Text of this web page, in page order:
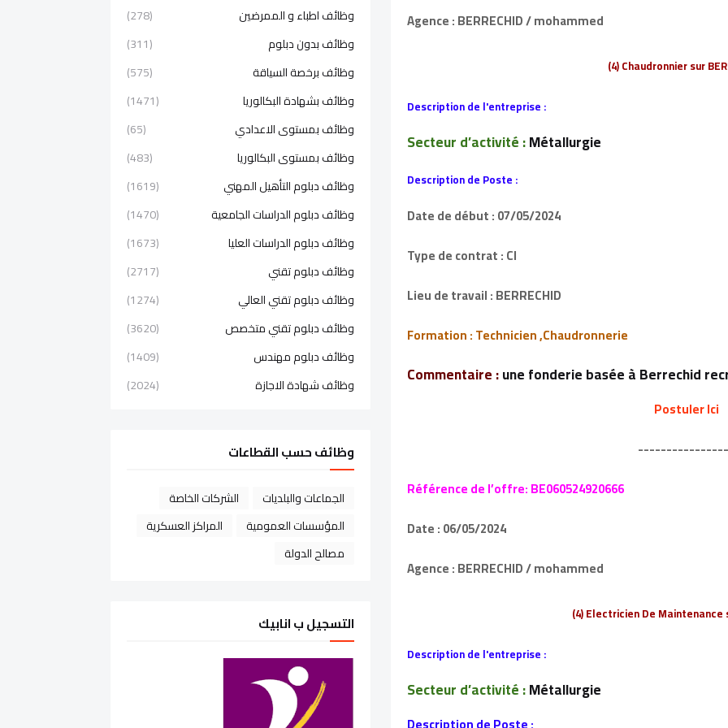
Agence : BERRECHID / mohammed
(4) Chaudronnier sur
Description de l'entreprise :
Secteur d’activité :Métallurgie
Description de Poste :
Date de début : 07/05/2024
Type de contrat : CI
Lieu de travail : BERRECHID
Formation : Technicien ,Chaudronnerie
Commentaire :une fonderie basée à Berrechid
Postuler Ici
Référence de l’offre: BE060524920666
Date : 06/05/2024
Agence : BERRECHID / mohammed
(4) Electricien De Maintenance
Description de l'entreprise :
Secteur d’activité :Métallurgie
وظائف اطباء و الممرضين
(278)
وظائف بدون دبلوم
(311)
وظائف برخصة السياقة
(575)
وظائف بشهادة البكالوريا
(1471)
وظائف بمستوى الاعدادي
(65)
وظائف بمستوى البكالوريا
(483)
وظائف دبلوم التأهيل المهني
(1619)
وظائف دبلوم الدراسات الجامعية
(1470)
وظائف دبلوم الدراسات العليا
(1673)
وظائف دبلوم تقني
(2717)
وظائف دبلوم تقني العالي
(1274)
وظائف دبلوم تقني متخصص
(3620)
وظائف دبلوم مهندس
(1409)
وظائف شهادة الاجازة
(2024)
وظائف حسب القطاعات
الجماعات والبلديات
الشركات الخاصة
المؤسسات العمومية
المراكز العسكرية
مصالح الدولة
التسجيل ب انابيك